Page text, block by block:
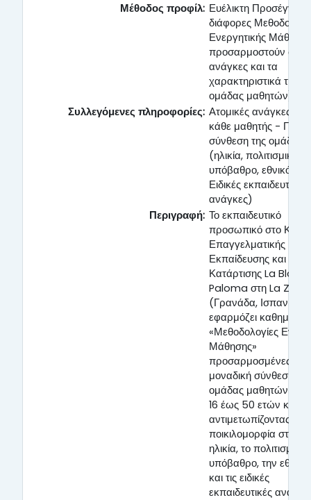
Μέθοδος προφίλ: Ευέλικτη Προσέγγιση
διάφορες
Ενεργητικής
προσαρμοστούν στις
ανάγκες και τα
χαρακτηριστικά της
ομάδας μαθητών)
Συλλεγόμενες πληροφορίες: Ατομικές ανάγκες του
κάθε μαθητής -
σύνθεση της ομάδας
(ηλικία, πολιτισμικό
υπόβαθρο,
Ειδικές εκπαιδευτικές
ανάγκες)
Περιγραφή: Το εκπαιδευτικό
προσωπικό στο
Επαγγελματικής
Εκπαίδευσης και
Κατάρτισης La
Paloma στη La Zubia
(Γρανάδα, Ισπανία)
εφαρμόζει
«Μεθοδολογίες
Μάθησης»
προσαρμοσμένες στη
μοναδική σύνθεση
ομάδας μαθητών
16 έως 50 ετών και
αντιμετωπίζοντας την
ποικιλομορφία στην
ηλικία, το πολιτισμικό
υπόβαθρο, την
και τις ειδικές
εκπαιδευτικές